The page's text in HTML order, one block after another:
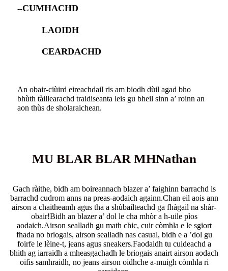
--CUMHACHD
LAOIDH
CEARDACHD
An obair-ciùird eireachdail ris am biodh dùil agad bho
bhùth tàillearachd traidiseanta leis gu bheil sinn a’ roinn an
aon thùs de sholaraichean.
MU BLAR BLAR MHNathan
Gach ràithe, bidh am boireannach blazer a’ faighinn barrachd is
barrachd cudrom anns na preas-aodaich againn.Chan eil aois ann
airson a chaitheamh agus tha a shùbailteachd ga fhàgail na shàr-
obair!Bidh an blazer a’ dol le cha mhòr a h-uile pìos
aodaich.Airson sealladh gu math chic, cuir còmhla e le sgiort
fhada no briogais, airson sealladh nas casual, bidh e a ’dol gu
foirfe le lèine-t, jeans agus sneakers.Faodaidh tu cuideachd a
bhith ag iarraidh a mheasgachadh le briogais anairt airson aodach
oifis samhraidh, no jeans airson oidhche a-muigh còmhla ri